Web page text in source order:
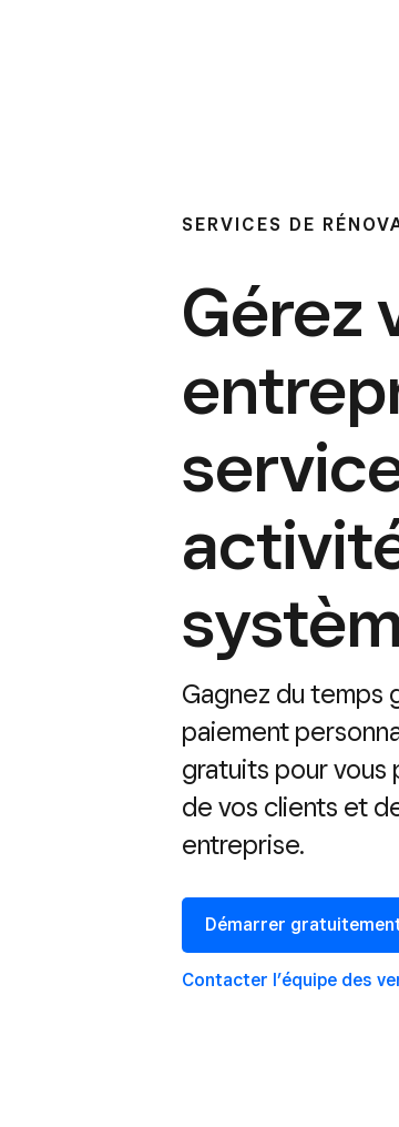
SERVICES DE
Gérez
Gagnez du temps
paiement
gratuits pour
de vos clients et
entreprise.
Démarrer
Contacter l’équipe des